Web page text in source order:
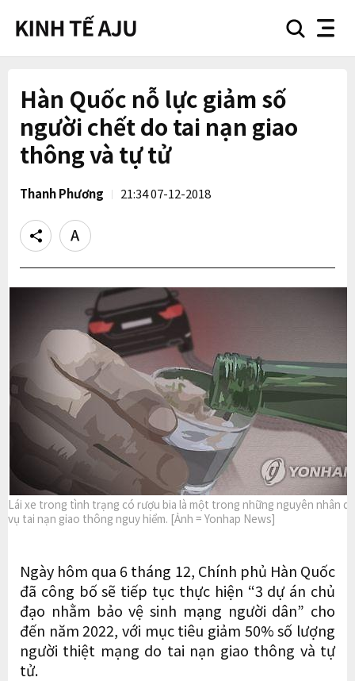
searchnav
Hàn Quốc nỗ lực giảm số
người chết do tai nạn giao
thông và tự tử
Thanh Phương 21:34 07-12-2018
Share
Text
size
Lái xe trong tình trạng có rượu bia là một trong những nguyên nhân
vụ tai nạn giao thông nguy hiểm. [Ảnh = Yonhap News]
Ngày hôm qua 6 tháng 12, Chính phủ Hàn Quốc
đã công bố sẽ tiếp tục thực hiện “3 dự án chủ
đạo nhằm bảo vệ sinh mạng người dân” cho
đến năm 2022, với mục tiêu giảm 50% số lượng
người thiệt mạng do tai nạn giao thông và tự
tử.